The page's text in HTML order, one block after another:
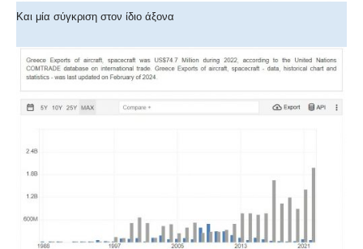
Και μία σύγκριση στον ίδιο άξονα